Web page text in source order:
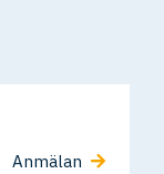
Anmälan